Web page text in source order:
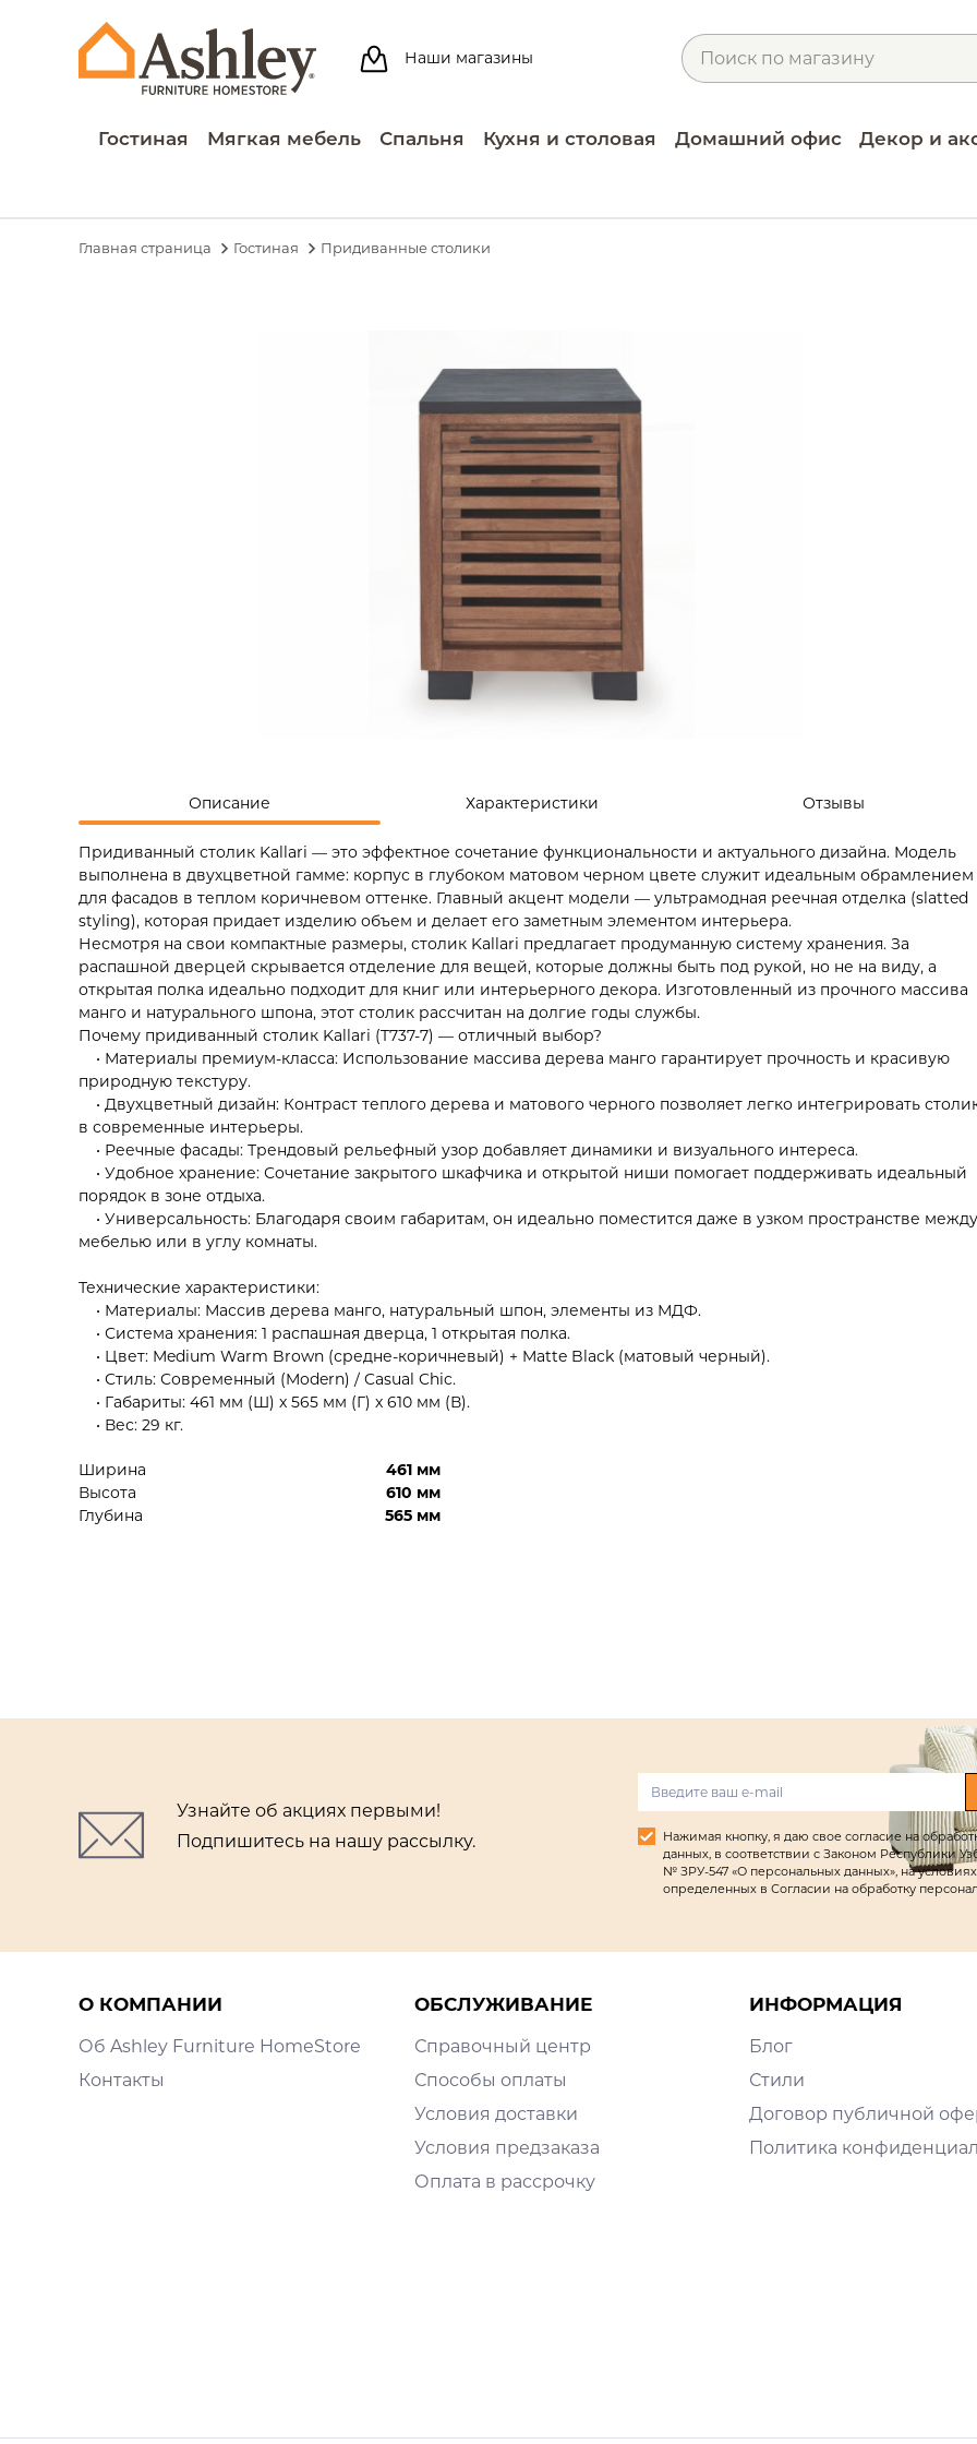
Наши магазины
Гостиная Мягкая мебель Спальня Кухня и столовая Домашний офис Декор и
Главная страница Гостиная Придиванные столики
Описание Характеристики Отзывы
Придиванный столик Kallari — это эффектное сочетание функциональности и актуального дизайна. Модель
выполнена в двухцветной гамме: корпус в глубоком матовом черном цвете служит идеальным обрамлением
для фасадов в теплом коричневом оттенке. Главный акцент модели — ультрамодная реечная отделка (slatted
styling), которая придает изделию объем и делает его заметным элементом интерьера.
Несмотря на свои компактные размеры, столик Kallari предлагает продуманную систему хранения. За
распашной дверцей скрывается отделение для вещей, которые должны быть под рукой, но не на виду, а
открытая полка идеально подходит для книг или интерьерного декора. Изготовленный из прочного массива
манго и натурального шпона, этот столик рассчитан на долгие годы службы.
Почему придиванный столик Kallari (T737-7) — отличный выбор?
• Материалы премиум-класса: Использование массива дерева манго гарантирует прочность и красивую
природную текстуру.
• Двухцветный дизайн: Контраст теплого дерева и матового черного позволяет легко интегрировать
в современные интерьеры.
• Реечные фасады: Трендовый рельефный узор добавляет динамики и визуального интереса.
• Удобное хранение: Сочетание закрытого шкафчика и открытой ниши помогает поддерживать идеальный
порядок в зоне отдыха.
• Универсальность: Благодаря своим габаритам, он идеально поместится даже в узком пространстве между
мебелью или в углу комнаты.
Технические характеристики:
• Материалы: Массив дерева манго, натуральный шпон, элементы из МДФ.
• Система хранения: 1 распашная дверца, 1 открытая полка.
• Цвет: Medium Warm Brown (средне-коричневый) + Matte Black (матовый черный).
• Стиль: Современный (Modern) / Casual Chic.
• Габариты: 461 мм (Ш) x 565 мм (Г) x 610 мм (В).
• Вес: 29 кг.
Ширина
461 мм
Высота
610 мм
Глубина
565 мм
Узнайте об акциях первыми!
Подпишитесь на нашу рассылку.
Нажимая кнопку, я даю свое согласие на
данных, в соответствии с Законом Республики
№ ЗРУ-547 «О персональных данных», на
определенных в Согласии на обработку
О КОМПАНИИ
Об Ashley Furniture HomeStore
Контакты
ОБСЛУЖИВАНИЕ
Справочный центр
Способы оплаты
Условия доставки
Условия предзаказа
Оплата в рассрочку
ИНФОРМАЦИЯ
Блог
Стили
Договор публичной
Политика